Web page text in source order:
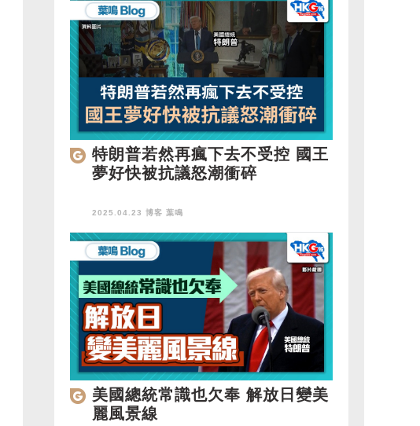
特朗普若然再瘋下去不受控 國王
夢好快被抗議怒潮衝碎
2025.04.23 博客 葉鳴
美國總統常識也欠奉 解放日變美
麗風景線